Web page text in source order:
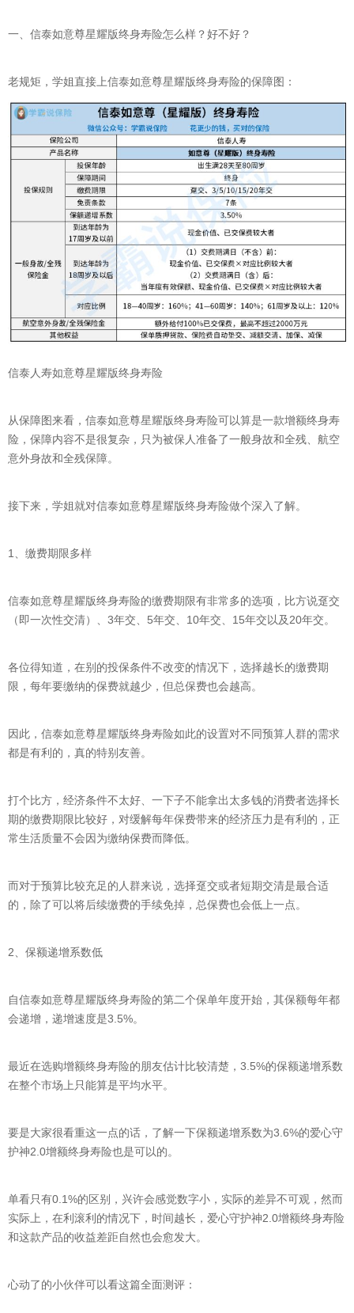
一、信泰如意尊星耀版终身寿险怎么样？好不好？
老规矩，学姐直接上信泰如意尊星耀版终身寿险的保障图：
信泰人寿如意尊星耀版终身寿险
从保障图来看，信泰如意尊星耀版终身寿险可以算是一款增额终身寿
险，保障内容不是很复杂，只为被保人准备了一般身故和全残、航空
意外身故和全残保障。
接下来，学姐就对信泰如意尊星耀版终身寿险做个深入了解。
1、缴费期限多样
信泰如意尊星耀版终身寿险的缴费期限有非常多的选项，比方说趸交
（即一次性交清）、3年交、5年交、10年交、15年交以及20年交。
各位得知道，在别的投保条件不改变的情况下，选择越长的缴费期
限，每年要缴纳的保费就越少，但总保费也会越高。
因此，信泰如意尊星耀版终身寿险如此的设置对不同预算人群的需求
都是有利的，真的特别友善。
打个比方，经济条件不太好、一下子不能拿出太多钱的消费者选择长
期的缴费期限比较好，对缓解每年保费带来的经济压力是有利的，正
常生活质量不会因为缴纳保费而降低。
而对于预算比较充足的人群来说，选择趸交或者短期交清是最合适
的，除了可以将后续缴费的手续免掉，总保费也会低上一点。
2、保额递增系数低
自信泰如意尊星耀版终身寿险的第二个保单年度开始，其保额每年都
会递增，递增速度是3.5%。
最近在选购增额终身寿险的朋友估计比较清楚，3.5%的保额递增系数
在整个市场上只能算是平均水平。
要是大家很看重这一点的话，了解一下保额递增系数为3.6%的爱心守
护神2.0增额终身寿险也是可以的。
单看只有0.1%的区别，兴许会感觉数字小，实际的差异不可观，然而
实际上，在利滚利的情况下，时间越长，爱心守护神2.0增额终身寿险
和这款产品的收益差距自然也会愈发大。
心动了的小伙伴可以看这篇全面测评：